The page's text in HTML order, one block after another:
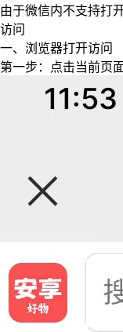
由于微信内不支持打
访问
一、浏览器打开访问
第一步：点击当前页